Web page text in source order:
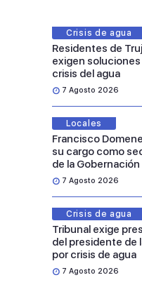
Crisis de agua
Residentes de
exigen soluciones
crisis del agua
7 Agosto 2026
Locales
Francisco
su cargo como
de la Gobernación
7 Agosto 2026
Crisis de agua
Tribunal exige
del presidente de
por crisis de agua
7 Agosto 2026